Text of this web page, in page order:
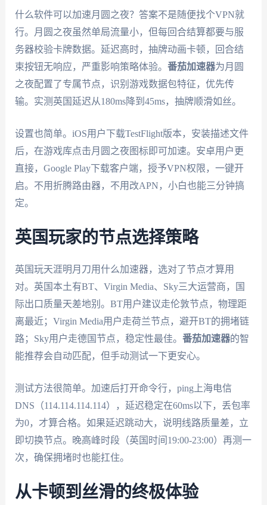
什么软件可以加速月圆之夜？答案不是随便找个VPN就
行。月圆之夜虽然单局流量小，但每回合结算都要与服
务器校验卡牌数据。延迟高时，抽牌动画卡顿，回合结
束按钮无响应，严重影响策略体验。 番茄加速器为月圆
之夜配置了专属节点，识别游戏数据包特征，优先传
输。实测英国延迟从180ms降到45ms，抽牌顺滑如丝。
设置也简单。iOS用户下载TestFlight版本，安装描述文件
后，在游戏库点击月圆之夜图标即可加速。安卓用户更
直接，Google Play下载客户端，授予VPN权限，一键开
启。不用折腾路由器，不用改APN，小白也能三分钟搞
定。
英国玩家的节点选择策略
英国玩天涯明月刀用什么加速器，选对了节点才算用
对。英国本土有BT、Virgin Media、Sky三大运营商，国
际出口质量天差地别。BT用户建议走伦敦节点，物理距
离最近；Virgin Media用户走荷兰节点，避开BT的拥堵链
路；Sky用户走德国节点，稳定性最佳。 番茄加速器的智
能推荐会自动匹配，但手动测试一下更安心。
测试方法很简单。加速后打开命令行，ping上海电信
DNS（114.114.114.114），延迟稳定在60ms以下，丢包率
为0，才算合格。如果延迟跳动大，说明线路质量差，立
即切换节点。晚高峰时段（英国时间19:00-23:00）再测一
次，确保拥堵时也能扛住。
从卡顿到丝滑的终极体验